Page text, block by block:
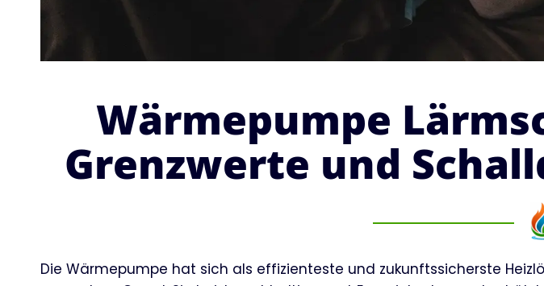
Wärmepumpe
Grenzwerte und
Die Wärmepumpe hat sich als effizienteste und zukunftssicherste